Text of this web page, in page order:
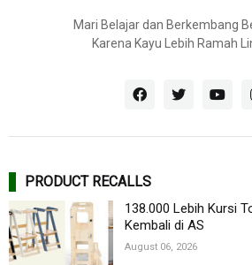
Mari Belajar dan Berkembang
Karena Kayu Lebih Ramah
PRODUCT RECALLS
138.000 Lebih Kursi
Kembali di AS
August 06, 2026